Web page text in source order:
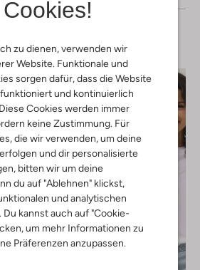
zu dienen, verwenden wir
Website. Funktionale und
sorgen dafür, dass die Website
und kontinuierlich
Cookies werden immer
keine Zustimmung. Für
die wir verwenden, um deine
und dir personalisierte
bitten wir um deine
du auf "Ablehnen" klickst,
und analytischen
kannst auch auf "Cookie-
um mehr Informationen zu
Präferenzen anzupassen.
deinenLook